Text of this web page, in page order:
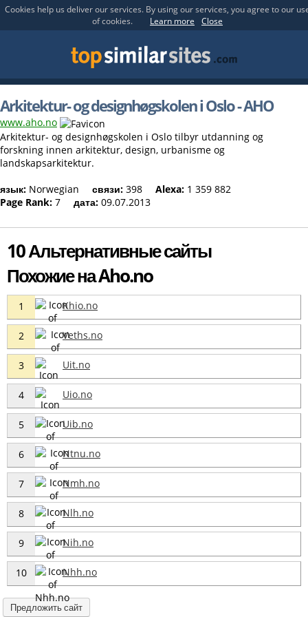
Cookies help us deliver our services. By using our services, you agree to our
of cookies.
Learn more Close
Arkitektur- og designhøgskolen i Oslo - AHO
www.aho.no
Arkitektur- og designhøgskolen i Oslo tilbyr utdanning og
forskning innen arkitektur, design, urbanisme og
landskapsarkitektur.
язык: Norwegian связи: 398 Alexa: 1 359 882
Page Rank: 7 дата: 09.07.2013
10 Альтернативные сайты
Похожие на Aho.no
1 Khio.no
2 Veths.no
3 Uit.no
4 Uio.no
5 Uib.no
6 Ntnu.no
7 Nmh.no
8 Nlh.no
9 Nih.no
10 Nhh.no
Предложить сайт